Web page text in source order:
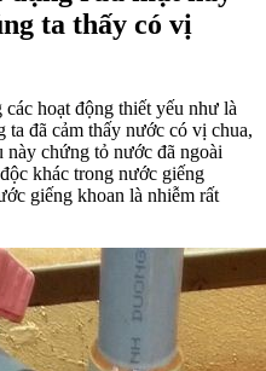
ta thấy có vị
hoạt động thiết yếu như là
ta đã cảm thấy nước có vị chua,
chứng tỏ nước đã ngoài
khác trong nước giếng
giếng khoan là nhiễm rất